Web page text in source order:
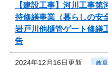
【建設工事】河川工事
持修繕事業（暮らしの安
岩戸川他樋管ゲート修繕
告
2024年12月16日更新 岐